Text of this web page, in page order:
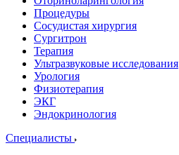
Процедуры
Сосудистая хирургия
Сургитрон
Терапия
Ультразвуковые исследования
Урология
Физиотерапия
ЭКГ
Эндокринология
Специалисты